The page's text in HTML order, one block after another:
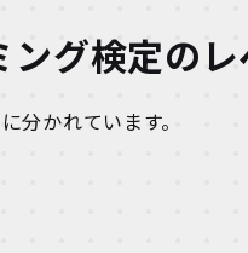
グ検定の
分かれています。